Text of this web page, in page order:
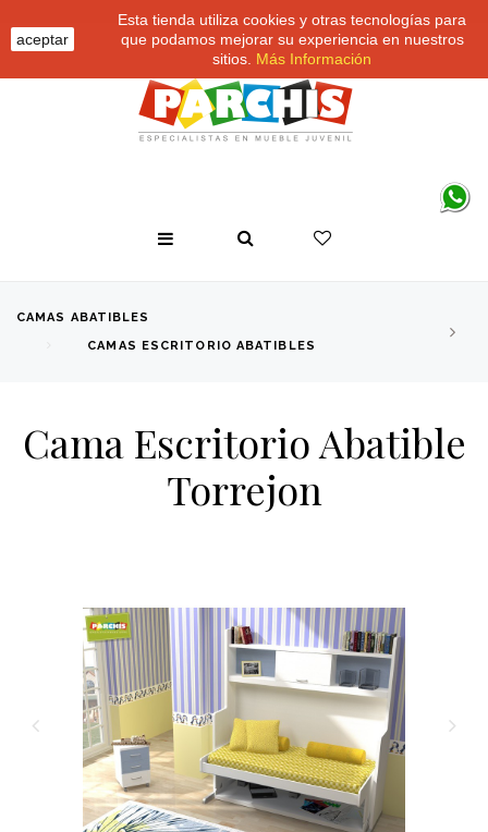
aceptar
Esta tienda utiliza cookies y otras tecnologías para
que podamos mejorar su experiencia en nuestros
sitios. Más Información
CAMAS ABATIBLES
CAMAS ESCRITORIO ABATIBLES
Cama Escritorio Abatible
Torrejon